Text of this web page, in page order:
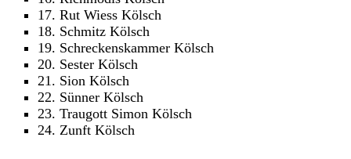
17. Rut Wiess Kölsch
18. Schmitz Kölsch
19. Schreckenskammer Kölsch
20. Sester Kölsch
21. Sion Kölsch
22. Sünner Kölsch
23. Traugott Simon Kölsch
24. Zunft Kölsch